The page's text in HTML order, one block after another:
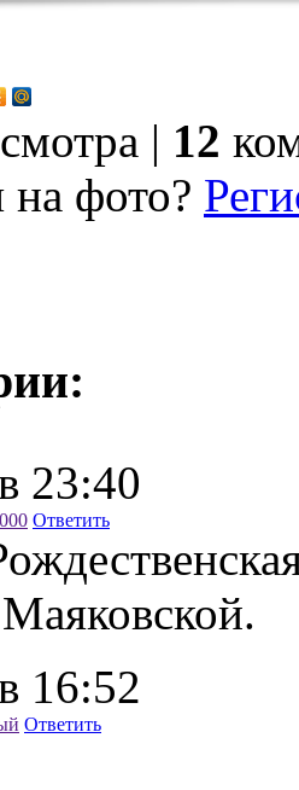
| 12
фото?
23:40
Ответить
16:52
Ответить